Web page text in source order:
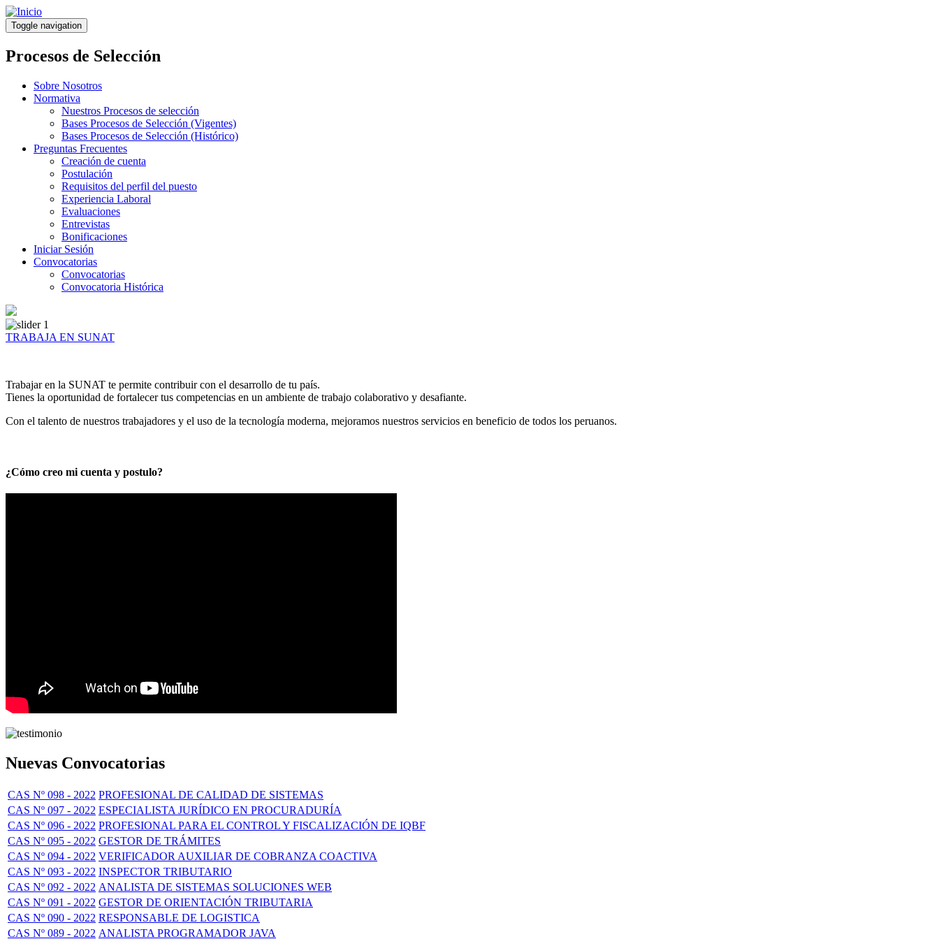
Pasar
al
contenido
principal
Toggle navigation
Procesos de Selección
Sobre Nosotros
Normativa
Nuestros Procesos de selección
Bases Procesos de Selección (Vigentes)
Bases Procesos de Selección (Histórico)
Preguntas Frecuentes
Creación de cuenta
Postulación
Requisitos del perfil del puesto
Experiencia Laboral
Evaluaciones
Entrevistas
Bonificaciones
Iniciar Sesión
Convocatorias
Convocatorias
Convocatoria Histórica
TRABAJA EN SUNAT
Trabajar en la SUNAT te permite contribuir con el desarrollo de tu país.
Tienes la oportunidad de fortalecer tus competencias en un ambiente de trabajo colaborativo y desafiante.
Con el talento de nuestros trabajadores y el uso de la tecnología moderna, mejoramos nuestros servicios en beneficio de todos los peruanos.
¿Cómo creo mi cuenta y postulo?
Nuevas Convocatorias
CAS Nº 098 - 2022 PROFESIONAL DE CALIDAD DE SISTEMAS
CAS Nº 097 - 2022 ESPECIALISTA JURÍDICO EN PROCURADURÍA
CAS Nº 096 - 2022 PROFESIONAL PARA EL CONTROL Y FISCALIZACIÓN DE IQBF
CAS Nº 095 - 2022 GESTOR DE TRÁMITES
CAS Nº 094 - 2022 VERIFICADOR AUXILIAR DE COBRANZA COACTIVA
CAS Nº 093 - 2022 INSPECTOR TRIBUTARIO
CAS Nº 092 - 2022 ANALISTA DE SISTEMAS SOLUCIONES WEB
CAS Nº 091 - 2022 GESTOR DE ORIENTACIÓN TRIBUTARIA
CAS Nº 090 - 2022 RESPONSABLE DE LOGISTICA
CAS Nº 089 - 2022 ANALISTA PROGRAMADOR JAVA